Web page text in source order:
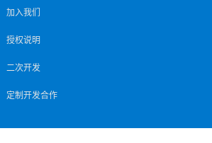
加入我们
授权说明
二次开发
定制开发合作